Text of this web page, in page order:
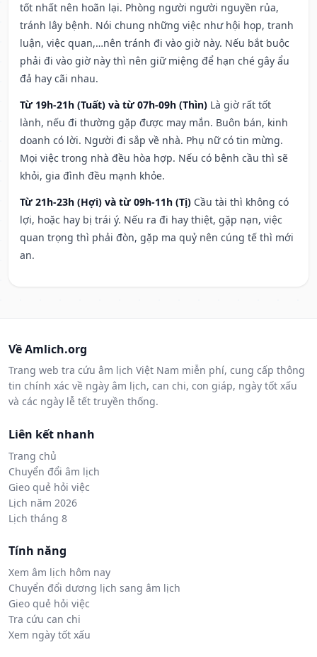
tốt nhất nên hoãn lại. Phòng người người nguyền rủa,
tránh lây bệnh. Nói chung những việc như hội họp, tranh
luận, việc quan,…nên tránh đi vào giờ này. Nếu bắt buộc
phải đi vào giờ này thì nên giữ miệng để hạn ché gây ẩu
đả hay cãi nhau.
Từ 19h-21h (Tuất) và từ 07h-09h (Thìn) Là giờ rất tốt
lành, nếu đi thường gặp được may mắn. Buôn bán, kinh
doanh có lời. Người đi sắp về nhà. Phụ nữ có tin mừng.
Mọi việc trong nhà đều hòa hợp. Nếu có bệnh cầu thì sẽ
khỏi, gia đình đều mạnh khỏe.
Từ 21h-23h (Hợi) và từ 09h-11h (Tị) Cầu tài thì không có
lợi, hoặc hay bị trái ý. Nếu ra đi hay thiệt, gặp nạn, việc
quan trọng thì phải đòn, gặp ma quỷ nên cúng tế thì mới
an.
Về Amlich.org
Trang web tra cứu âm lịch Việt Nam miễn phí, cung cấp thông
tin chính xác về ngày âm lịch, can chi, con giáp, ngày tốt xấu
và các ngày lễ tết truyền thống.
Liên kết nhanh
Trang chủ
Chuyển đổi âm lịch
Gieo quẻ hỏi việc
Lịch năm 2026
Lịch tháng 8
Tính năng
Xem âm lịch hôm nay
Chuyển đổi dương lịch sang âm lịch
Gieo quẻ hỏi việc
Tra cứu can chi
Xem ngày tốt xấu